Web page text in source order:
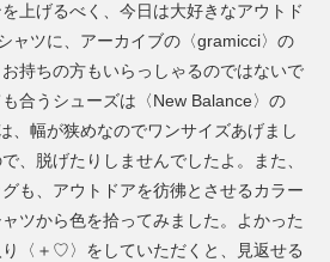
上げるべく、今日は大好きなアウトド
ャツに、アーカイブの〈gramicci〉の
持ちの方もいらっしゃるのではないで
合うシューズは〈New Balance〉の
、幅が狭めなのでワンサイズあげまし
、脱げたりしませんでしたよ。また、
グも、アウトドアを彷彿とさせるカラー
ツから色を拾ってみました。よかった
〈＋♡〉をしていただくと、見返せる